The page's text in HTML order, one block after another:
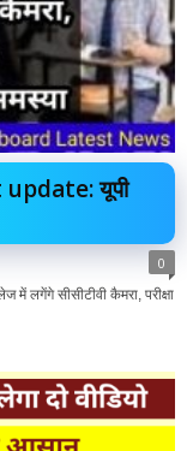
यूपी
0
लगेंगे सीसीटीवी कैमरा, परीक्षा